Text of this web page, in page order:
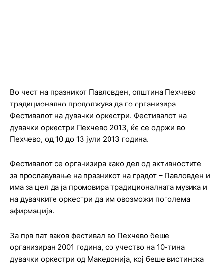
Во чест на празникот Павловден, општина Пехчево
традиционално продолжува да го организира
Фестивалот на дувачки оркестри. Фестивалот на
дувачки оркестри Пехчево 2013, ќе се одржи во
Пехчево, од 10 до 13 јули 2013 година.
Фестивалот се организира како дел од активностите
за прославување на празникот на градот – Павловден и
има за цел да ја промовира традиционалната музика и
на дувачките оркестри да им овозможи поголема
афирмација.
За прв пат ваков фестивал во Пехчево беше
организиран 2001 година, со учество на 10-тина
дувачки оркестри од Македонија, кој беше вистинска